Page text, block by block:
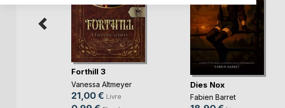
Forthill 3
Vanessa Altmeyer
21,00 € Livre
Dies Nox
Fabien Barret